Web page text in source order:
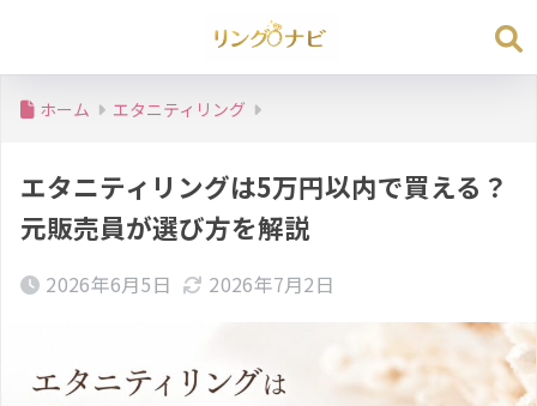
ホーム エタニティリング
エタニティリングは5万円以内で買える？
元販売員が選び方を解説
2026年6月5日 2026年7月2日